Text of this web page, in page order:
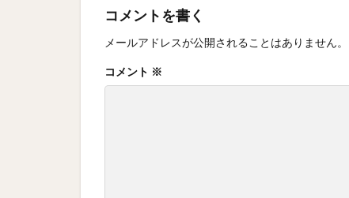
コメントを書く
メールアドレスが公開されることはありません。
コメント ※